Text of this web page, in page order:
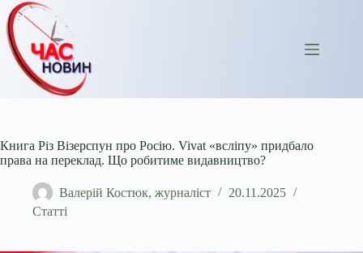
Перейти
до
вмісту
Книга Різ Візерспун про Росію. Vivat «всліпу» придбало
права на переклад. Що робитиме видавництво?
Валерій Костюк, журналіст
20.11.2025
Статті